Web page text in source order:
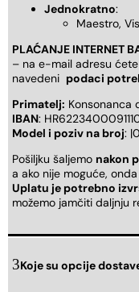
Jednokratno:
Maestro,
PLAĆANJE INTERNET
– na e-mail adresu
navedeni podaci
Primatelj: Konsonanca
IBAN:
Model i poziv na broj:
Pošiljku šaljemo nakon
a ako nije moguće,
Uplatu je potrebno
možemo jamčiti daljnju
Koje su opcije